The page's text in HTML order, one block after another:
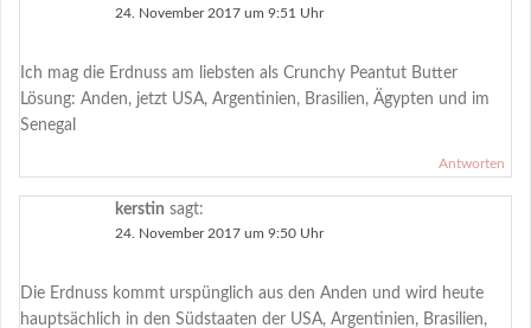
24. November 2017 um 9:51 Uhr
Ich mag die Erdnuss am liebsten als Crunchy Peantut Butter
Lösung: Anden, jetzt USA, Argentinien, Brasilien, Ägypten und im
Senegal
Antworten
kerstin sagt:
24. November 2017 um 9:50 Uhr
Die Erdnuss kommt urspünglich aus den Anden und wird heute
hauptsächlich in den Südstaaten der USA, Argentinien, Brasilien,